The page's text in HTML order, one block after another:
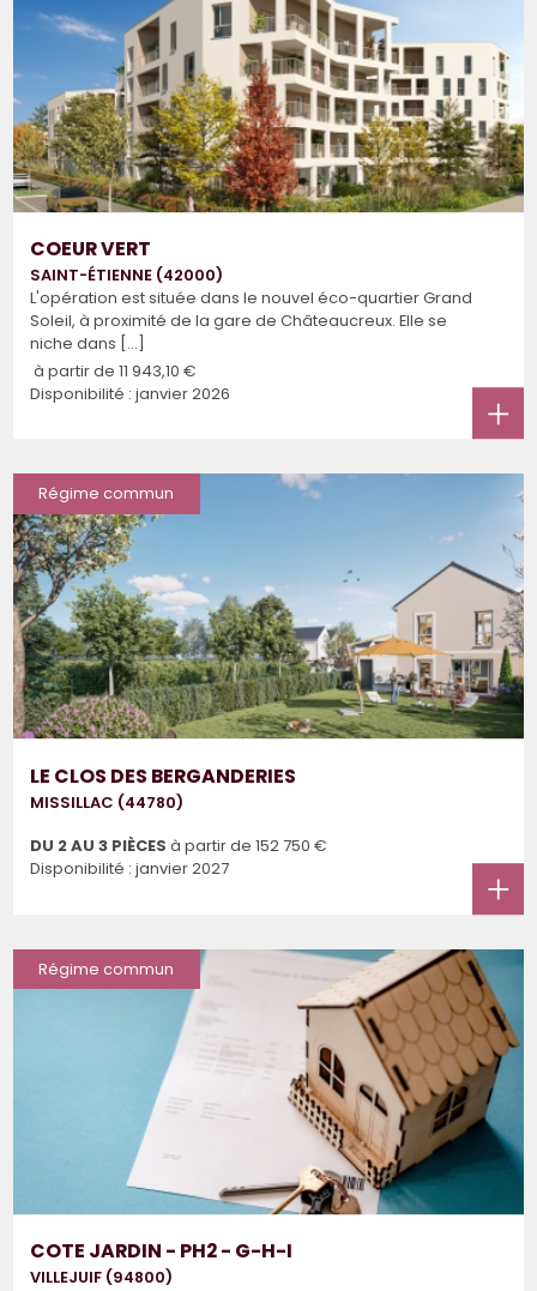
COEUR VERT
SAINT-ÉTIENNE (42000)
L'opération est située dans le nouvel éco-quartier Grand
Soleil, à proximité de la gare de Châteaucreux. Elle se
niche dans [...]
à partir de 11 943,10 €
Disponibilité : janvier 2026
Régime commun
LE CLOS DES BERGANDERIES
MISSILLAC (44780)
DU 2 AU 3 PIÈCES à partir de 152 750 €
Disponibilité : janvier 2027
Régime commun
COTE JARDIN - PH2 - G-H-I
VILLEJUIF (94800)